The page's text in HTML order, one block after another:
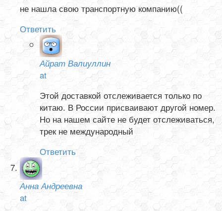
не нашла свою транспортную компанию((
Ответить
Айрат Валиуллин
at
Этой доставкой отслеживается только по
китаю. В России присваивают другой номер.
Но на нашем сайте не будет отслеживаться,
трек не международный
Ответить
Анна Андреевна
at